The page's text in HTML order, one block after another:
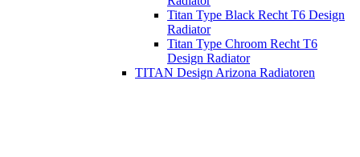
Titan Type Black Recht T6 Design
Radiator
Titan Type Chroom Recht T6
Design Radiator
TITAN Design Arizona Radiatoren